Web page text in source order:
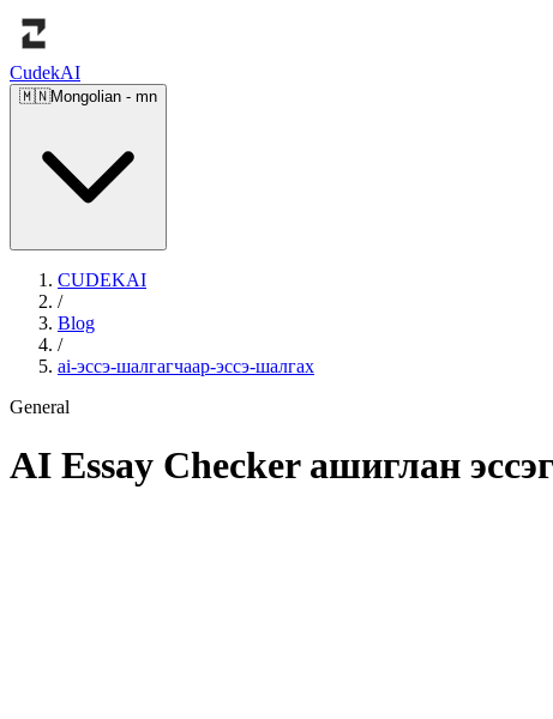
CudekAI
🇲🇳Mongolian - mn
CUDEKAI
/
Blog
/
ai-эссэ-шалгагчаар-эссэ-шалгах
General
AI Essay Checker ашиглан